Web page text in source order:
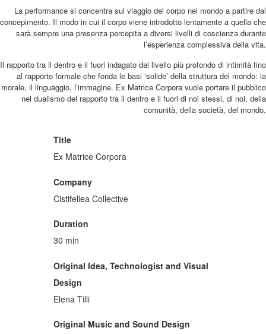
La performance si concentra sul viaggio del corpo nel mondo a partire dal
concepimento. Il modo in cui il corpo viene introdotto lentamente a quella che
sarà sempre una presenza percepita a diversi livelli di coscienza durante
l’esperienza complessiva della vita.
Il rapporto tra il dentro e il fuori indagato dal livello più profondo di intimità fino
al rapporto formale che fonda le basi ‘solide’ della struttura del mondo: la
morale, il linguaggio, l’immagine. Ex Matrice Corpora vuole portare il pubblico
nel dualismo del rapporto tra il dentro e il fuori di noi stessi, di noi, della
comunità, della società, del mondo.
Title
Ex Matrice Corpora
Company
Cistifellea Collective
Duration
30 min
Original Idea, Technologist and Visual
Design
Elena Tilli
Original Music and Sound Design